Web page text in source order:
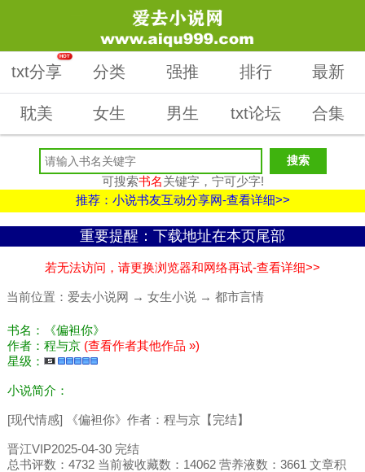
txt分享
HOT
分类 强推 排行 最新
耽美 女生 男生 txt论坛 合集
可搜索书名关键字，宁可少字!
推荐：小说书友互动分享网-查看详细>>
重要提醒：下载地址在本页尾部
若无法访问，请更换浏览器和网络再试-查看详细>>
当前位置： 爱去小说网 → 女生小说 → 都市言情
书名：《偏袒你》
作者：程与京 (查看作者其他作品 »)
星级：
小说简介：
[现代情感] 《偏袒你》作者：程与京【完结】
晋江VIP2025-04-30 完结
总书评数：4732 当前被收藏数：14062 营养液数：3661 文章积